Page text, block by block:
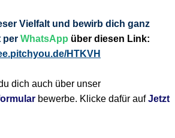
Vielfalt und bewirb dich ganz
per WhatsApp über diesen Link:
HTKVH
dich auch über unser
bewerbe. Klicke dafür aufJetzt